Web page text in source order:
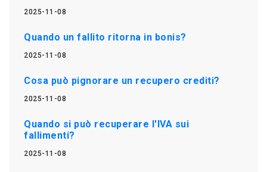
2025-11-08
Quando un fallito ritorna in bonis?
2025-11-08
Cosa può pignorare un recupero crediti?
2025-11-08
Quando si può recuperare l'IVA sui
fallimenti?
2025-11-08